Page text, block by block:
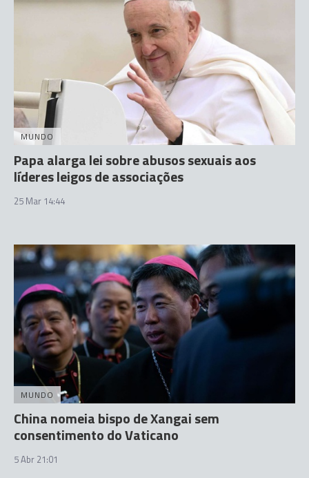
MUNDO
Papa alarga lei sobre abusos sexuais aos
líderes leigos de associações
25 Mar 14:44
MUNDO
China nomeia bispo de Xangai sem
consentimento do Vaticano
5 Abr 21:01